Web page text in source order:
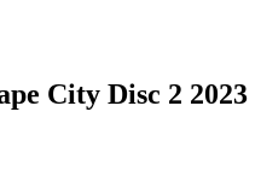
City Disc 2 2023